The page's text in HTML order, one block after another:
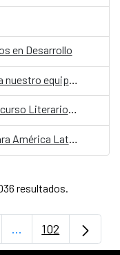
en Desarrollo
¿Eres diseñador/a gráfico? ¡Únete a nuestro equipo!
Convocatoria a la 5ª edición del Concurso Literario “Pallars Sobirà, Pirineos”
Webinarios de Erasmus+ y MSCA para América Latina y el Caribe
resultados.
Use TAB para
...PáginasPágina
102